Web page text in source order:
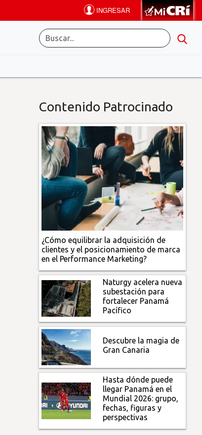
Contenido Patrocinado
¿Cómo equilibrar la adquisición de
clientes y el posicionamiento de marca
en el Performance Marketing?
Naturgy acelera nueva
subestación para
fortalecer Panamá
Pacífico
Descubre la magia de
Gran Canaria
Hasta dónde puede
llegar Panamá en el
Mundial 2026: grupo,
fechas, figuras y
perspectivas